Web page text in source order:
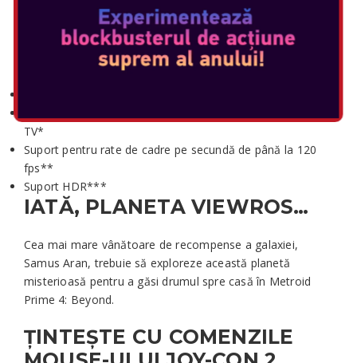
EDITION
TV*
Suport pentru rate de cadre pe secundă de până la 120
fps**
Suport HDR***
IATĂ, PLANETA VIEWROS…
Cea mai mare vânătoare de recompense a galaxiei,
Samus Aran, trebuie să exploreze această planetă
misterioasă pentru a găsi drumul spre casă în Metroid
Prime 4: Beyond.
ȚINTEȘTE CU COMENZILE